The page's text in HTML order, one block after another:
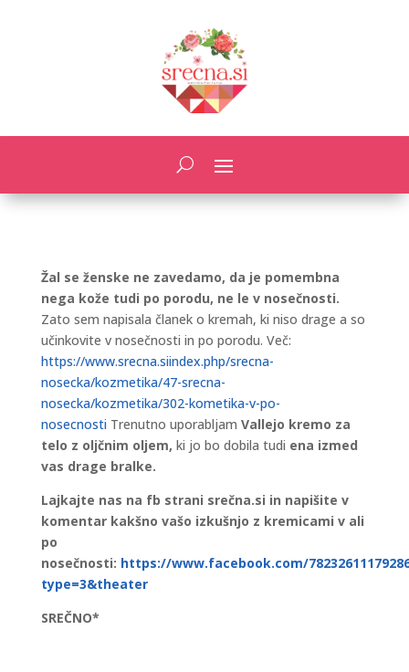
Žal se ženske ne zavedamo, da je pomembna
nega kože tudi po porodu, ne le v nosečnosti.
Zato sem napisala članek o kremah, ki niso drage a so
učinkovite v nosečnosti in po porodu. Več:
https://www.srecna.siindex.php/srecna-
nosecka/kozmetika/47-srecna-
nosecka/kozmetika/302-kometika-v-po-
nosecnostiTrenutno uporabljam Vallejo kremo za
telo z oljčnim oljem, ki jo bo dobila tudi ena izmed
vas drage bralke.
Lajkajte nas na fb strani srečna.si in napišite v
komentar kakšno vašo izkušnjo z kremicami v ali
po
nosečnosti: https://www.facebook.com/
type=3&theater
SREČNO*